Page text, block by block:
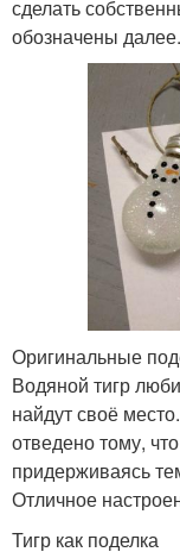
сделать
обозначены далее.
Оригинальные
Водяной тигр
найдут своё
отведено тому,
придерживаясь
Отличное
Тигр как поделка